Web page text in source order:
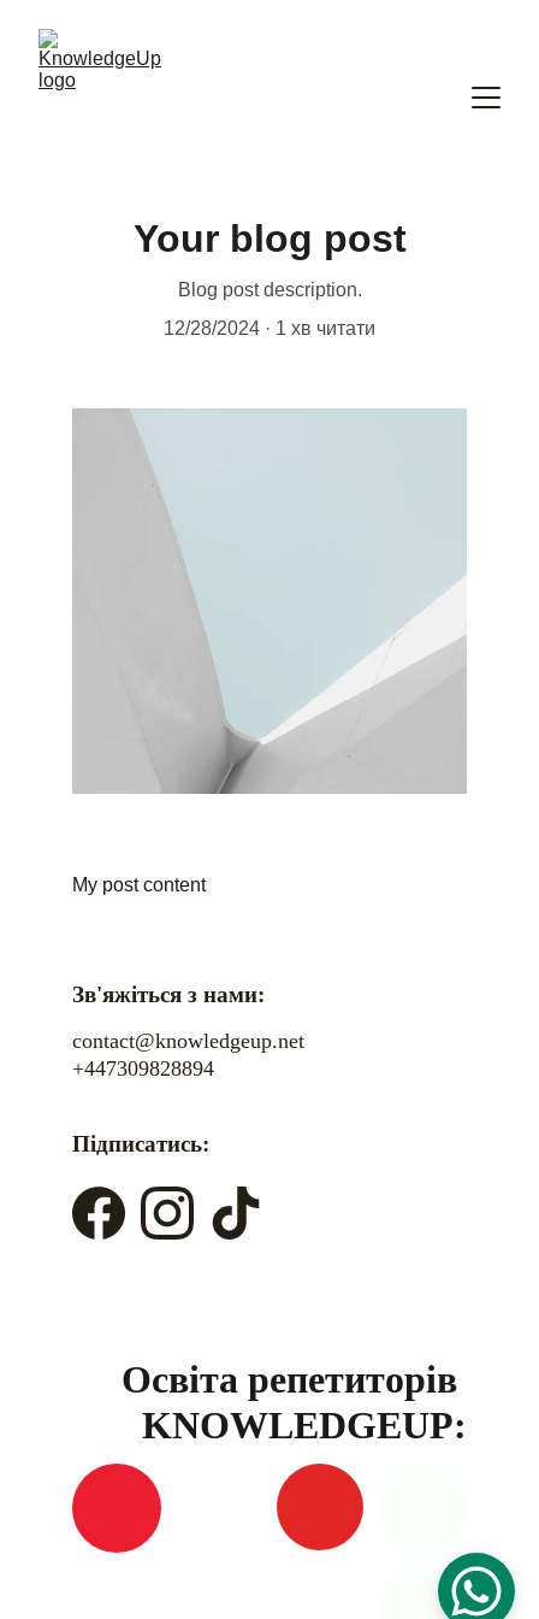
Your blog post
Blog post description.
12/28/2024
1 хв читати
My post content
Зв'яжіться з нами:
contact@knowledgeup.net
Підписатись:
+447309828894
Освіта репетиторів
KNOWLEDGEUP: